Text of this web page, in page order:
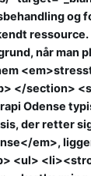
og
når man
</section>
Odense
der retter
em>,
<ul>